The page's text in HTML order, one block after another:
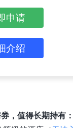
申请
介绍
，值得长期持有：